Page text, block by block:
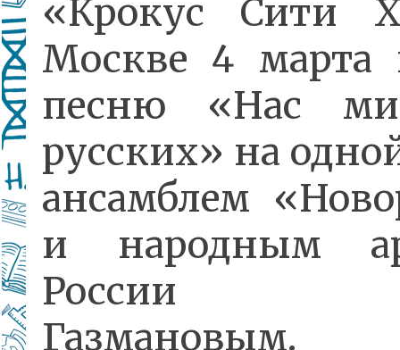
«Крокус Сити
Москве 4 марта
песню «Нас
русских» на
ансамблем
и народным
России
Газмановым.